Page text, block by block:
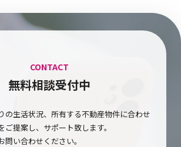
CONTACT
無料相談受付中
の生活状況、所有する不動産物件に合わせ
ご提案し、サポート致します。
問い合わせください。